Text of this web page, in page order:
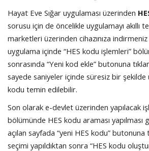
Hayat Eve Sığar uygulaması üzerinden
sorusu için de öncelikle uygulamayı akıllı
marketleri üzerinden cihazınıza
uygulama içinde “HES kodu işlemleri”
sonrasında “Yeni kod ekle” butonuna
sayede saniyeler içinde süresiz bir şekilde
kodu temin edilebilir.
Son olarak e-devlet üzerinden yapılacak
bölümünde HES kodu araması yapılması
açılan sayfada “yeni HES kodu” butonuna
seçimi yapıldıktan sonra “HES kodu